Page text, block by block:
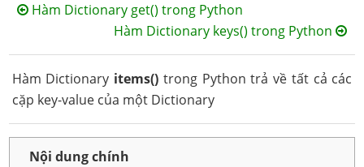
Hàm Dictionary get() trong Python
Hàm Dictionary keys() trong Python
Hàm Dictionary items() trong Python trả về tất cả các
cặp key-value của một Dictionary
Nội dung chính